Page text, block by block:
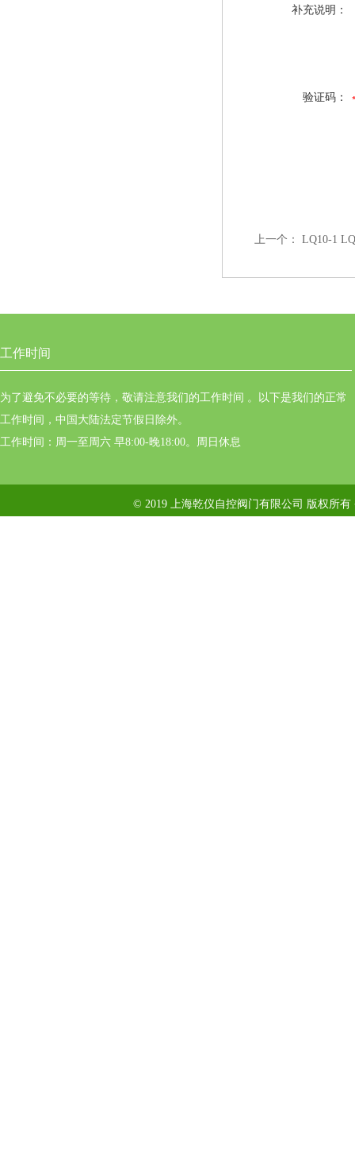
补充说明：
验证码：
上一个： LQ10-1
工作时间
为了避免不必要的等待，敬请注意我们的工作时间 。以下是我们的正常
工作时间，中国大陆法定节假日除外。
工作时间：周一至周六 早8:00-晚18:00。周日休息
© 2019 上海乾仪自控阀门有限公司 版权所有